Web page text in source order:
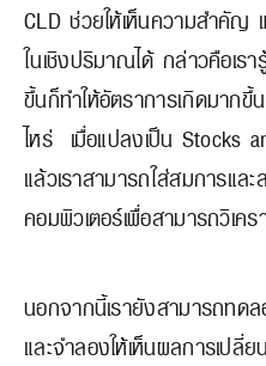
CLD ช่วยให้เห็นความสำคัญ
ในเชิงปริมาณได้ กล่าวคือเรา
ขึ้นก็ทำให้อัตราการเกิดมากขึ้
ไหร่ เมื่อแปลงเป็น Stocks
แล้วเราสามารถใส่สมการแล
คอมพิวเตอร์เพื่อสามารถวิเค
นอกจากนี้เรายังสามารถทด
และจำลองให้เห็นผลการเปลี่